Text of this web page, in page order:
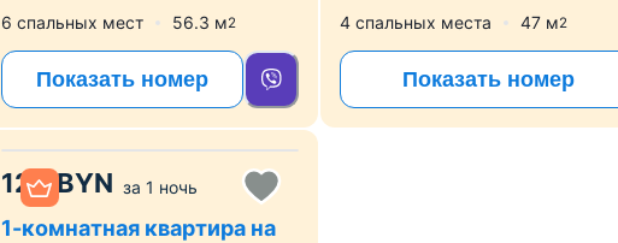
6 спальных мест 56.3 м2
Показать номер
4 спальных места 47м2
Показать номер
120 BYN за 1 ночь
1-комнатная квартира на